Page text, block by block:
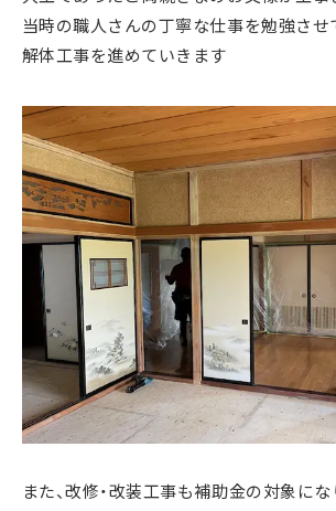
当時の職人さんの丁寧な仕事を勉強させ
解体工事を進めていきます
また、改修・改装工事も補助金の対象に